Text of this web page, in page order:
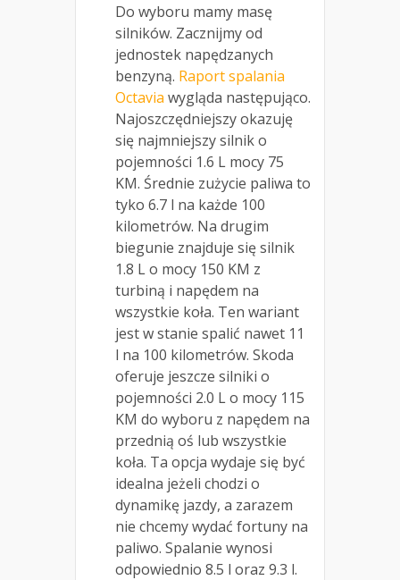
Do wyboru mamy masę
silników. Zacznijmy od
jednostek napędzanych
benzyną. Raport spalania
Octavia wygląda następująco.
Najoszczędniejszy okazuję
się najmniejszy silnik o
pojemności 1.6 L mocy 75
KM. Średnie zużycie paliwa to
tyko 6.7 l na każde 100
kilometrów. Na drugim
biegunie znajduje się silnik
1.8 L o mocy 150 KM z
turbiną i napędem na
wszystkie koła. Ten wariant
jest w stanie spalić nawet 11
l na 100 kilometrów. Skoda
oferuje jeszcze silniki o
pojemności 2.0 L o mocy 115
KM do wyboru z napędem na
przednią oś lub wszystkie
koła. Ta opcja wydaje się być
idealna jeżeli chodzi o
dynamikę jazdy, a zarazem
nie chcemy wydać fortuny na
paliwo. Spalanie wynosi
odpowiednio 8.5 l oraz 9.3 l.